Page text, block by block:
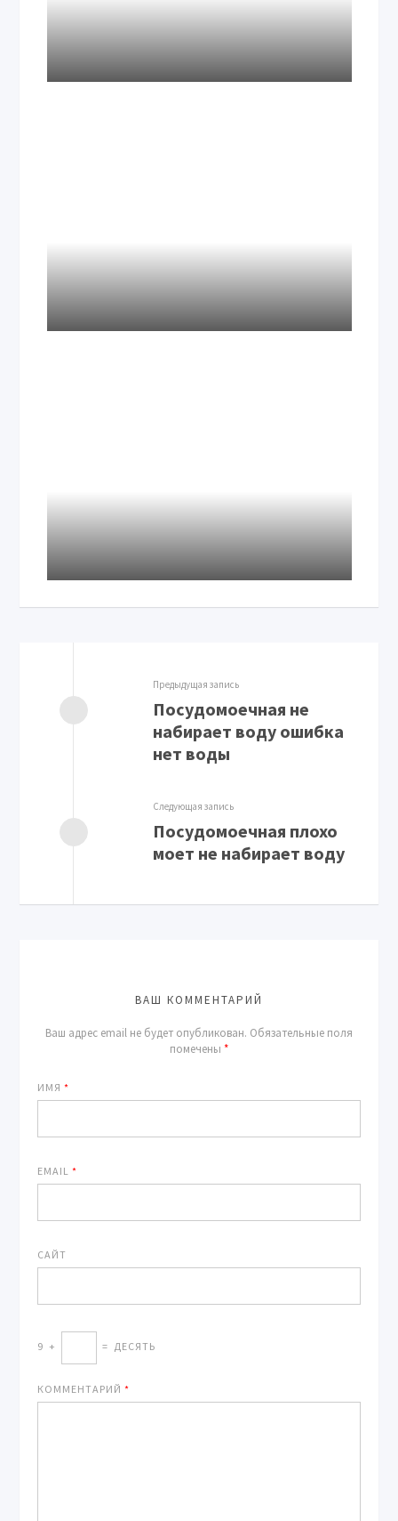
Предыдущая запись
Посудомоечная не
набирает воду ошибка
нет воды
Следующая запись
Посудомоечная плохо
моет не набирает воду
ВАШ КОММЕНТАРИЙ
Ваш адрес email не будет опубликован. Обязательные поля
помечены *
ИМЯ*
EMAIL*
САЙТ
9 + = ДЕСЯТЬ
КОММЕНТАРИЙ*